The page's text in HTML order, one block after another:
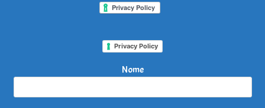
Privacy Policy
Nome